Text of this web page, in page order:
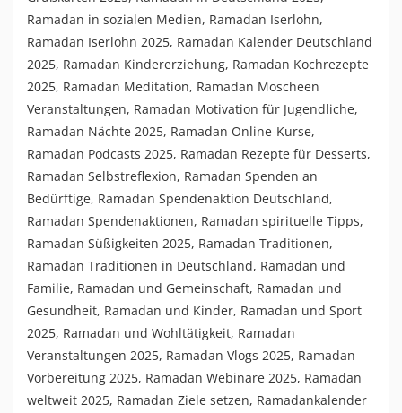
Ramadan in sozialen Medien, Ramadan Iserlohn,
Ramadan Iserlohn 2025, Ramadan Kalender Deutschland
2025, Ramadan Kindererziehung, Ramadan Kochrezepte
2025, Ramadan Meditation, Ramadan Moscheen
Veranstaltungen, Ramadan Motivation für Jugendliche,
Ramadan Nächte 2025, Ramadan Online-Kurse,
Ramadan Podcasts 2025, Ramadan Rezepte für Desserts,
Ramadan Selbstreflexion, Ramadan Spenden an
Bedürftige, Ramadan Spendenaktion Deutschland,
Ramadan Spendenaktionen, Ramadan spirituelle Tipps,
Ramadan Süßigkeiten 2025, Ramadan Traditionen,
Ramadan Traditionen in Deutschland, Ramadan und
Familie, Ramadan und Gemeinschaft, Ramadan und
Gesundheit, Ramadan und Kinder, Ramadan und Sport
2025, Ramadan und Wohltätigkeit, Ramadan
Veranstaltungen 2025, Ramadan Vlogs 2025, Ramadan
Vorbereitung 2025, Ramadan Webinare 2025, Ramadan
weltweit 2025, Ramadan Ziele setzen, Ramadankalender